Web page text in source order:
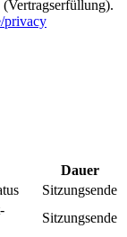
privacy
Dauer
Sitzungsende
Sitzungsende